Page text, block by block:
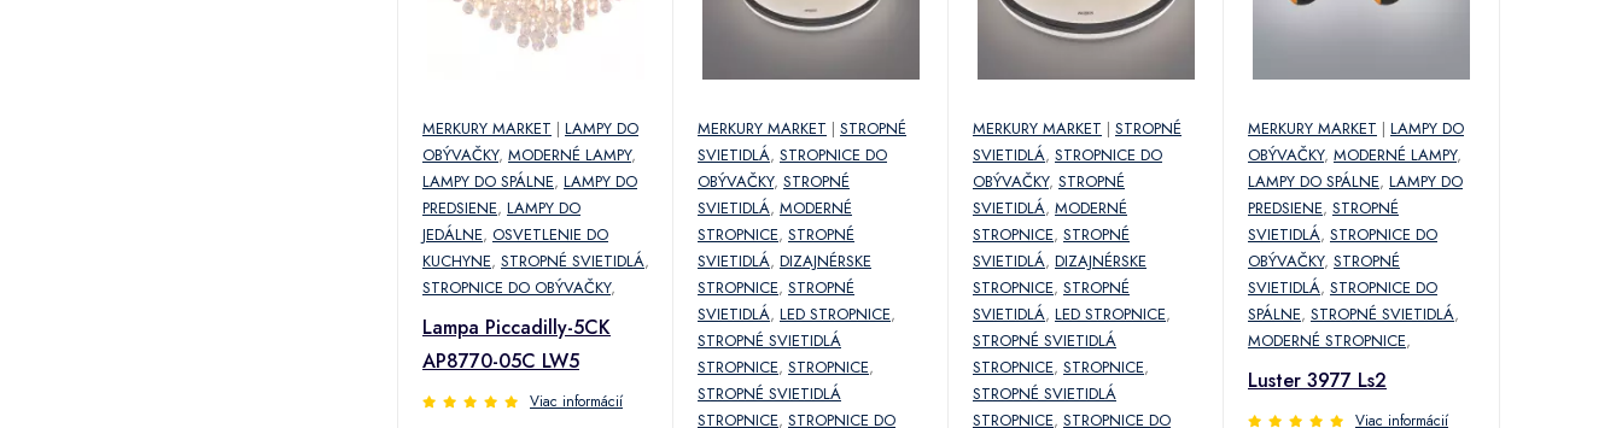
MERKURY MARKET | LAMPY DO
OBÝVAČKY, MODERNÉ LAMPY,
LAMPY DO SPÁLNE, LAMPY DO
PREDSIENE, LAMPY DO
JEDÁLNE, OSVETLENIE DO
KUCHYNE, STROPNÉ SVIETIDLÁ,
STROPNICE DO OBÝVAČKY,
Lampa Piccadilly-5CK
AP8770-05C LW5
Viac informácií
MERKURY MARKET | STROPNÉ
SVIETIDLÁ, STROPNICE DO
OBÝVAČKY, STROPNÉ
SVIETIDLÁ, MODERNÉ
STROPNICE, STROPNÉ
SVIETIDLÁ, DIZAJNÉRSKE
STROPNICE, STROPNÉ
SVIETIDLÁ, LED STROPNICE,
STROPNÉ SVIETIDLÁ
STROPNICE, STROPNICE,
STROPNÉ SVIETIDLÁ
STROPNICE, STROPNICE DO
MERKURY MARKET | STROPNÉ
SVIETIDLÁ, STROPNICE DO
OBÝVAČKY, STROPNÉ
SVIETIDLÁ, MODERNÉ
STROPNICE, STROPNÉ
SVIETIDLÁ, DIZAJNÉRSKE
STROPNICE, STROPNÉ
SVIETIDLÁ, LED STROPNICE,
STROPNÉ SVIETIDLÁ
STROPNICE, STROPNICE,
STROPNÉ SVIETIDLÁ
STROPNICE, STROPNICE DO
MERKURY MARKET | LAMPY DO
OBÝVAČKY, MODERNÉ LAMPY,
LAMPY DO SPÁLNE, LAMPY DO
PREDSIENE, STROPNÉ
SVIETIDLÁ, STROPNICE DO
OBÝVAČKY, STROPNÉ
SVIETIDLÁ, STROPNICE DO
SPÁLNE, STROPNÉ SVIETIDLÁ,
MODERNÉ STROPNICE,
Luster 3977 Ls2
Viac informácií